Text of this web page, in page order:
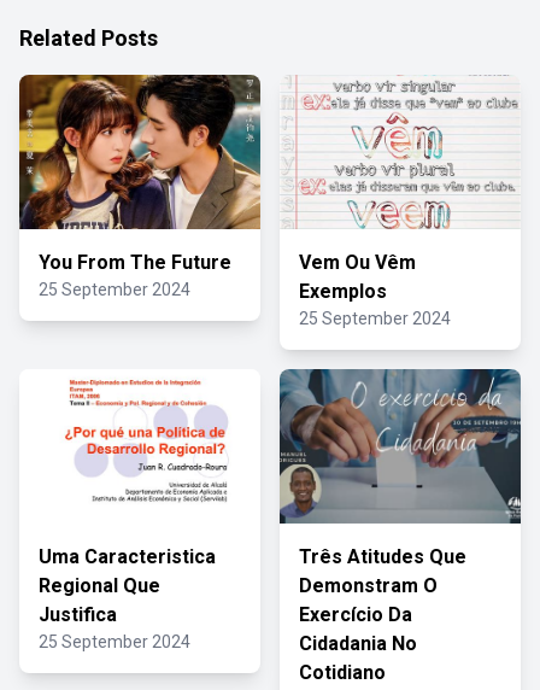
Related Posts
You From The Future
25 September 2024
Vem Ou Vêm
Exemplos
25 September 2024
Uma Caracteristica
Regional Que
Justifica
25 September 2024
Três Atitudes Que
Demonstram O
Exercício Da
Cidadania No
Cotidiano